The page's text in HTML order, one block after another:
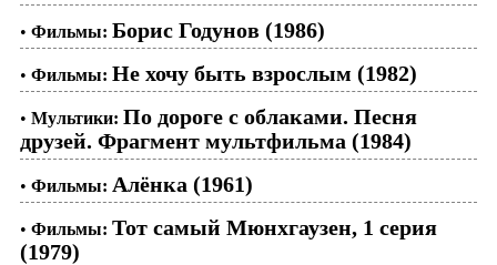
• Фильмы: Борис Годунов (1986)
• Фильмы: Не хочу быть взрослым (1982)
• Мультики: По дороге с облаками. Песня
друзей. Фрагмент мультфильма (1984)
• Фильмы: Алёнка (1961)
• Фильмы: Тот самый Мюнхгаузен, 1 серия
(1979)